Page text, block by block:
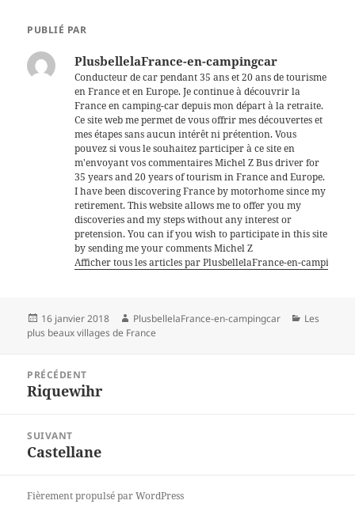
PUBLIÉ PAR
PlusbellelaFrance-en-campingcar
Conducteur de car pendant 35 ans et 20 ans de tourisme
en France et en Europe. Je continue à découvrir la
France en camping-car depuis mon départ à la retraite.
Ce site web me permet de vous offrir mes découvertes et
mes étapes sans aucun intérêt ni prétention. Vous
pouvez si vous le souhaitez participer à ce site en
m'envoyant vos commentaires Michel Z Bus driver for
35 years and 20 years of tourism in France and Europe.
I have been discovering France by motorhome since my
retirement. This website allows me to offer you my
discoveries and my steps without any interest or
pretension. You can if you wish to participate in this site
by sending me your comments Michel Z
Afficher tous les articles par PlusbellelaFrance-en-
Publié
le
16 janvier 2018 Auteur
PlusbellelaFrance-en-campingcar Catégories
Les
plus beaux villages de France
l’article
PRÉCÉDENT
Article
Riquewihr
SUIVANT
Article
Castellane
Fièrement propulsé par WordPress